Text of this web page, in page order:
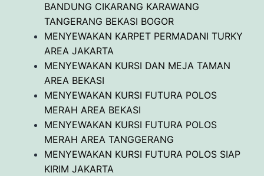
BANDUNG CIKARANG KARAWANG
TANGERANG BEKASI BOGOR
MENYEWAKAN KARPET PERMADANI TURKY
AREA JAKARTA
MENYEWAKAN KURSI DAN MEJA TAMAN
AREA BEKASI
MENYEWAKAN KURSI FUTURA POLOS
MERAH AREA BEKASI
MENYEWAKAN KURSI FUTURA POLOS
MERAH AREA TANGGERANG
MENYEWAKAN KURSI FUTURA POLOS SIAP
KIRIM JAKARTA